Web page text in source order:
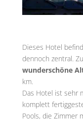
Dieses Hotel
dennoch zentral.
wunderschöne
km.
Das Hotel ist sehr
komplett
Pools, die Zimmer